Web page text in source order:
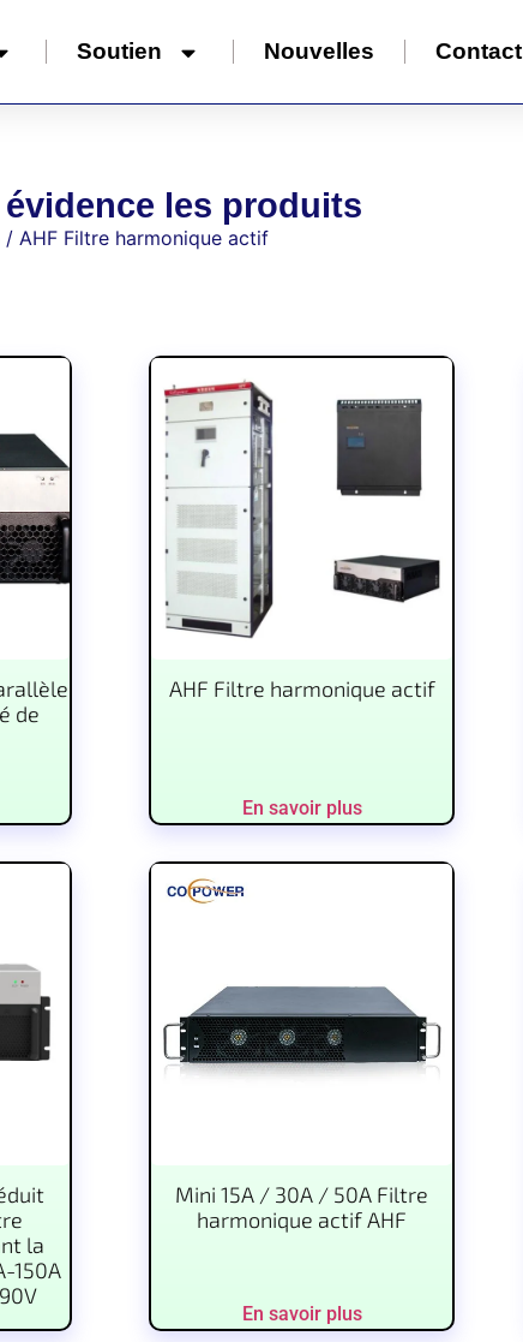
Soutien Nouvelles Contact
évidence les produits
/ AHF Filtre harmonique actif
de
AHF Filtre harmonique actif
En savoir plus
la
150A
Mini 15A / 30A / 50A Filtre
harmonique actif AHF
En savoir plus